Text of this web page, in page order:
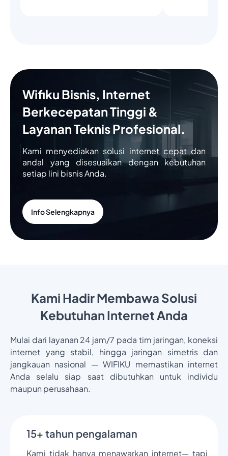
Wifiku Bisnis, Internet
Berkecepatan Tinggi &
Layanan Teknis Profesional.
Kami menyediakan solusi internet cepat dan
andal yang disesuaikan dengan kebutuhan
setiap lini bisnis Anda.
Info Selengkapnya
Kami Hadir Membawa Solusi
Kebutuhan Internet Anda
Mulai dari layanan 24 jam/7 pada tim jaringan, koneksi
internet yang stabil, hingga jaringan simetris dan
jangkauan nasional — WIFIKU memastikan internet
Anda selalu siap saat dibutuhkan untuk individu
maupun perusahaan.
15+ tahun pengalaman
Kami tidak hanya menawarkan internet— tapi